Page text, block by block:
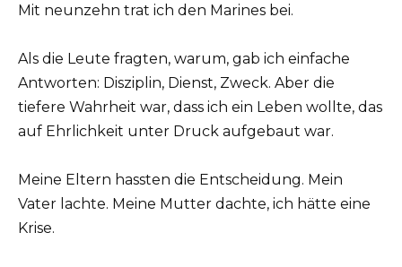
Mit neunzehn trat ich den Marines bei.
Als die Leute fragten, warum, gab ich einfache
Antworten: Disziplin, Dienst, Zweck. Aber die
tiefere Wahrheit war, dass ich ein Leben wollte, das
auf Ehrlichkeit unter Druck aufgebaut war.
Meine Eltern hassten die Entscheidung. Mein
Vater lachte. Meine Mutter dachte, ich hätte eine
Krise.